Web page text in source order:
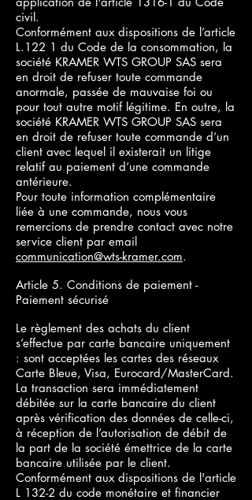
civil.
Conformément aux dispositions de l’article
L.122 1 du Code de la consommation, la
société KRAMER WTS GROUP SAS sera
en droit de refuser toute commande
anormale, passée de mauvaise foi ou
pour tout autre motif légitime. En outre, la
société KRAMER WTS GROUP SAS sera
en droit de refuser toute commande d’un
client avec lequel il existerait un litige
relatif au paiement d’une commande
antérieure.
Pour toute information complémentaire
liée à une commande, nous vous
remercions de prendre contact avec notre
service client par email
communication@wts-kramer.com.
Article 5. Conditions de paiement -
Paiement sécurisé
Le règlement des achats du client
s’effectue par carte bancaire uniquement
: sont acceptées les cartes des réseaux
Carte Bleue, Visa, Eurocard/MasterCard.
La transaction sera immédiatement
débitée sur la carte bancaire du client
après vérification des données de celle-ci,
à réception de l’autorisation de débit de
la part de la société émettrice de la carte
bancaire utilisée par le client.
Conformément aux dispositions de l'article
L 132-2 du code monétaire et financier